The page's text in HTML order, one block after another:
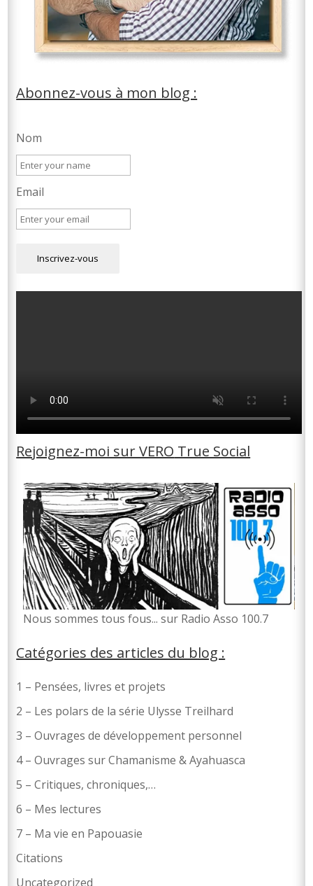
Abonnez-vous à mon blog :
Nom
Email
Rejoignez-moi sur VERO True Social
Nous sommes tous fous... sur Radio Asso 100.7
Catégories des articles du blog :
1 – Pensées, livres et projets
2 – Les polars de la série Ulysse Treilhard
3 – Ouvrages de développement personnel
4 – Ouvrages sur Chamanisme & Ayahuasca
5 – Critiques, chroniques,…
6 – Mes lectures
7 – Ma vie en Papouasie
Citations
Uncategorized